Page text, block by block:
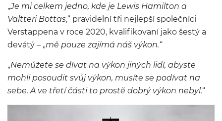
„Je mi celkem jedno, kde je Lewis Hamilton a
Valtteri Bottas,“ pravidelní tři nejlepší společníci
Verstappena v roce 2020, kvalifikovaní jako šestý a
devátý – „mě pouze zajímá náš výkon.“
„Nemůžete se dívat na výkon jiných lidí, abyste
mohli posoudit svůj výkon, musíte se podívat na
sebe. A ve třetí části to prostě dobrý výkon nebyl.“